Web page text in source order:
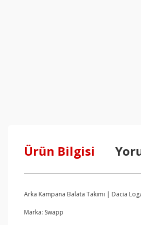
Ürün Bilgisi
Arka Kampana Balata Takımı | Dacia
Marka: Swapp